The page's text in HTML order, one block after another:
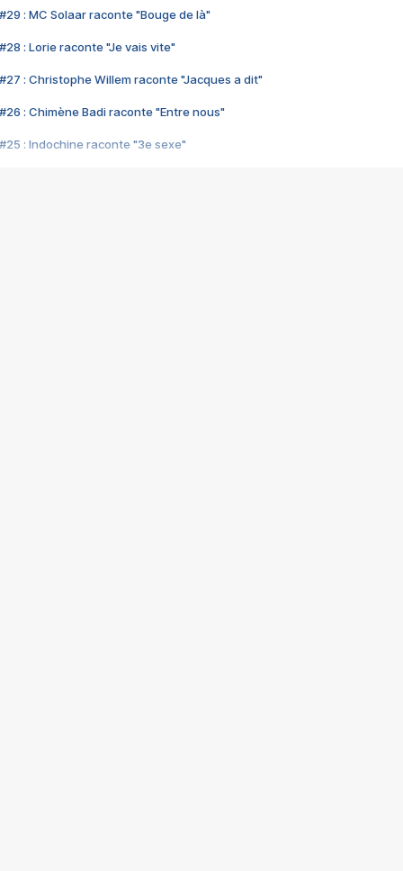
#29 : MC Solaar raconte "Bouge de là"
#28 : Lorie raconte "Je vais vite"
#27 : Christophe Willem raconte "Jacques a dit"
#26 : Chimène Badi raconte "Entre nous"
#25 : Indochine raconte "3e sexe"